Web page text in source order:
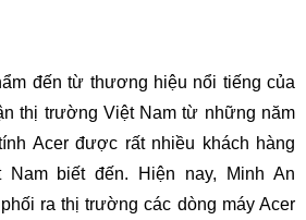
đến từ thương hiệu nổi tiếng của
thị trường Việt Nam từ những năm
Acer được rất nhiều khách hàng
biết đến. Hiện nay, Minh An
ra thị trường các dòng máy Acer